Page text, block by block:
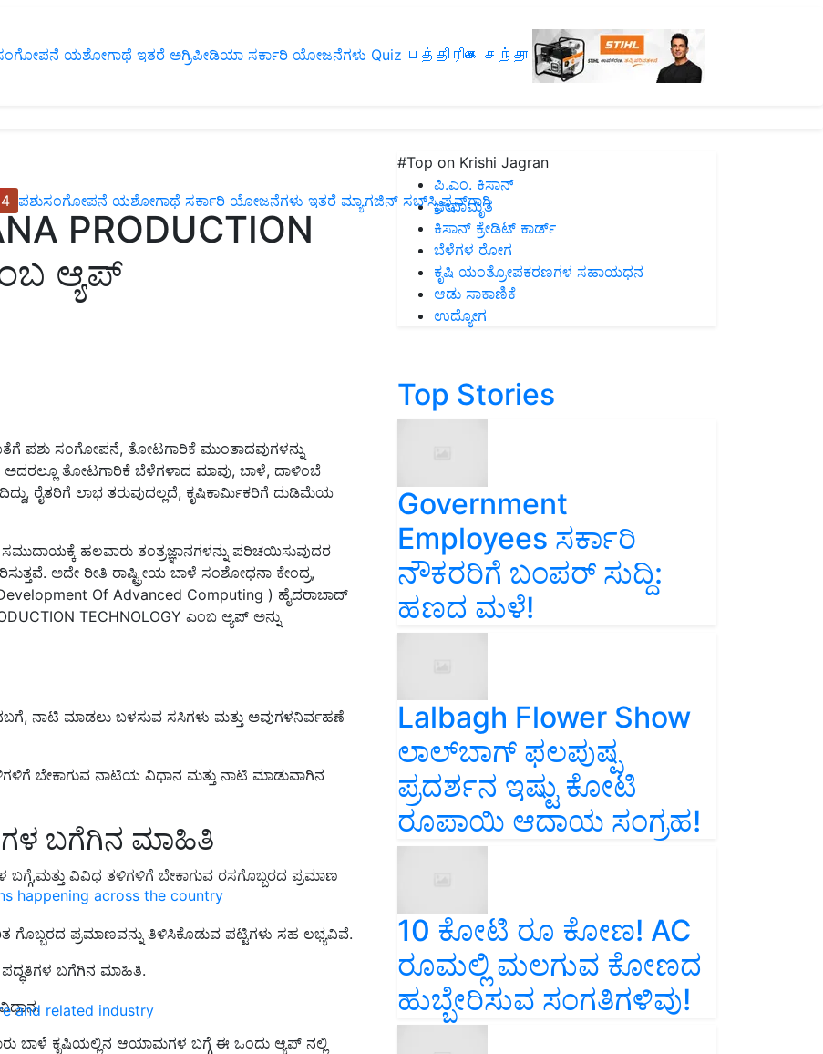
ಯಶೋಗಾಥೆ ಇತರೆ ಅಗ್ರಿಪೀಡಿಯಾ ಸರ್ಕಾರಿ ಯೋಜನೆಗಳು Quiz பத்திரிகை சந்தா
ಪಶುಸಂಗೋಪನೆ ಯಶೋಗಾಥೆ ಸರ್ಕಾರಿ ಯೋಜನೆಗಳು ಇತರೆ ಮ್ಯಾಗಜಿನ್‌ ಸಬ್‌ಸ್ಕ್ರಿಪ್ಷನ್‌ಗಾಗಿ
happening across the country
and related industry
PRODUCTION
ಆ್ಯಪ್
ಪಶು ಸಂಗೋಪನೆ, ತೋಟಗಾರಿಕೆ ಮುಂತಾದವುಗಳನ್ನು
ಅದರಲ್ಲೂ ತೋಟಗಾರಿಕೆ ಬೆಳೆಗಳಾದ ಮಾವು, ಬಾಳೆ, ದಾಳಿಂಬೆ
, ರೈತರಿಗೆ ಲಾಭ ತರುವುದಲ್ಲದೆ, ಕೃಷಿಕಾರ್ಮಿಕರಿಗೆ ದುಡಿಮೆಯ
ಹಲವಾರು ತಂತ್ರಜ್ಞಾನಗಳನ್ನು ಪರಿಚಯಿಸುವುದರ
. ಅದೇ ರೀತಿ ರಾಷ್ಟ್ರೀಯ ಬಾಳೆ ಸಂಶೋಧನಾ ಕೇಂದ್ರ,
Of Advanced Computing ) ಹೈದರಾಬಾದ್
TECHNOLOGY ಎಂಬ ಆ್ಯಪ್ ಅನ್ನು
, ನಾಟಿ ಮಾಡಲು ಬಳಸುವ ಸಸಿಗಳು ಮತ್ತು ಅವುಗಳನಿರ್ವಹಣೆ
ಬೇಕಾಗುವ ನಾಟಿಯ ವಿಧಾನ ಮತ್ತು ನಾಟಿ ಮಾಡುವಾಗಿನ
ಬಗೆಗಿನ ಮಾಹಿತಿ
ಬಗ್ಗೆ,ಮತ್ತು ವಿವಿಧ ತಳಿಗಳಿಗೆ ಬೇಕಾಗುವ ರಸಗೊಬ್ಬರದ ಪ್ರಮಾಣ
ಗೊಬ್ಬರದ ಪ್ರಮಾಣವನ್ನು ತಿಳಿಸಿಕೊಡುವ ಪಟ್ಟಿಗಳು ಸಹ ಲಭ್ಯವಿವೆ.
ಬಗೆಗಿನ ಮಾಹಿತಿ.
.
ಬಾಳೆ ಕೃಷಿಯಲ್ಲಿನ ಆಯಾಮಗಳ ಬಗ್ಗೆ ಈ ಒಂದು ಆ್ಯಪ್ ನಲ್ಲಿ
#Top on Krishi Jagran
ಪಿ.ಎಂ. ಕಿಸಾನ್
ಜೀವಾಮೃತ
ಕಿಸಾನ್ ಕ್ರೇಡಿಟ್ ಕಾರ್ಡ್
ಬೆಳೆಗಳ ರೋಗ
ಕೃಷಿ ಯಂತ್ರೋಪಕರಣಗಳ ಸಹಾಯಧನ
ಆಡು ಸಾಕಾಣಿಕೆ
ಉದ್ಯೋಗ
Top Stories
Government
Employees ಸರ್ಕಾರಿ
ನೌಕರರಿಗೆ ಬಂಪರ್‌ ಸುದ್ದಿ:
ಹಣದ ಮಳೆ!
Lalbagh Flower Show
ಲಾಲ್‌ಬಾಗ್ ಫಲಪುಷ್ಪ
ಪ್ರದರ್ಶನ ಇಷ್ಟು ಕೋಟಿ
ರೂಪಾಯಿ ಆದಾಯ ಸಂಗ್ರಹ!
10 ಕೋಟಿ ರೂ ಕೋಣ! AC
ರೂಮಲ್ಲಿ ಮಲಗುವ ಕೋಣದ
ಹುಬ್ಬೇರಿಸುವ ಸಂಗತಿಗಳಿವು!